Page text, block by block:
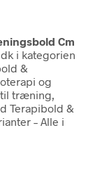
Cm
i kategorien
&
og
til træning,
Terapibold &
– Alle i